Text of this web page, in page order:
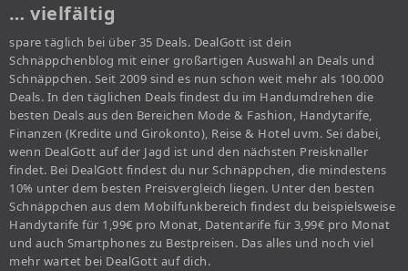
… vielfältig
spare täglich bei über 35 Deals. DealGott ist dein
Schnäppchenblog mit einer großartigen Auswahl an Deals und
Schnäppchen. Seit 2009 sind es nun schon weit mehr als 100.000
Deals. In den täglichen Deals findest du im Handumdrehen die
besten Deals aus den Bereichen Mode & Fashion, Handytarife,
Finanzen (Kredite und Girokonto), Reise & Hotel uvm. Sei dabei,
wenn DealGott auf der Jagd ist und den nächsten Preisknaller
findet. Bei DealGott findest du nur Schnäppchen, die mindestens
10% unter dem besten Preisvergleich liegen. Unter den besten
Schnäppchen aus dem Mobilfunkbereich findest du beispielsweise
Handytarife für 1,99€ pro Monat, Datentarife für 3,99€ pro Monat
und auch Smartphones zu Bestpreisen. Das alles und noch viel
mehr wartet bei DealGott auf dich.